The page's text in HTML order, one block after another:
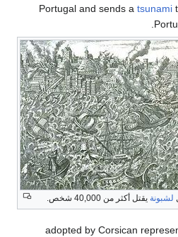
Portugal and sends a tsunami
لشبونة يقتل أكثر من 40,000 شخص.
adopted by Corsican